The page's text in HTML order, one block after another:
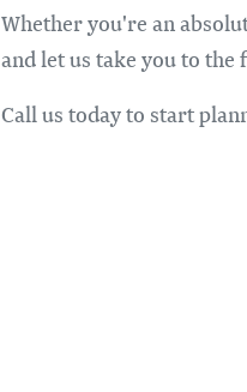
Whether you're an
and let us take you to the
Call us today to start